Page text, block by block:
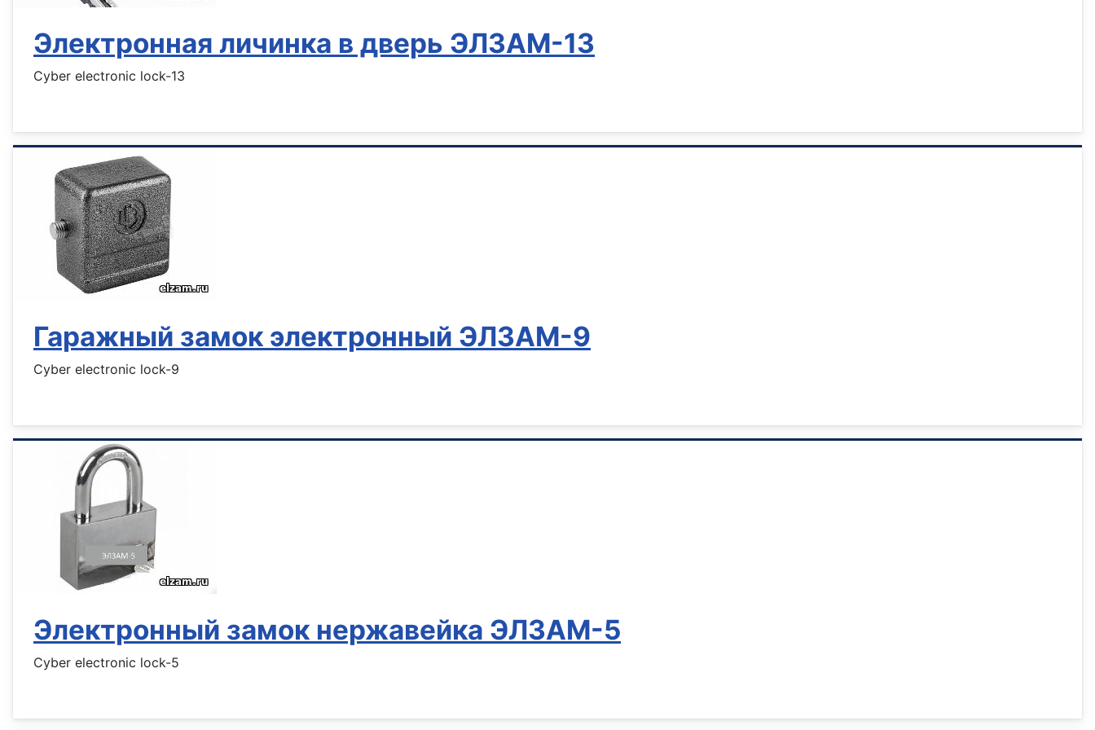
Электронная личинка в дверь ЭЛЗАМ-13
Cyber electronic lock-13
Гаражный замок электронный ЭЛЗАМ-9
Cyber electronic lock-9
Электронный замок нержавейка ЭЛЗАМ-5
Cyber electronic lock-5